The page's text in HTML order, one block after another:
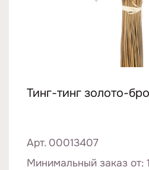
Тинг-тинг золото-
Арт. 00013407
Минимальный заказ от: